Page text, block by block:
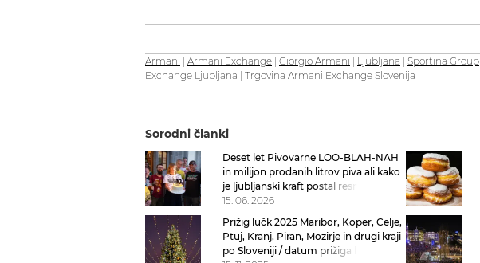
Armani Armani Exchange Giorgio Armani Ljubljana Sportina Group
Exchange Ljubljana
Trgovina Armani Exchange Slovenija
Sorodni članki
Deset let Pivovarne LOO-BLAH-NAH
in milijon prodanih litrov piva ali kako
je ljubljanski kraft postal resna
pivovarska zgodba
15. 06. 2026
Prižig lučk 2025 Maribor, Koper, Celje,
Ptuj, Kranj, Piran, Mozirje in drugi kraji
po Sloveniji / datum prižiga lučk 2025